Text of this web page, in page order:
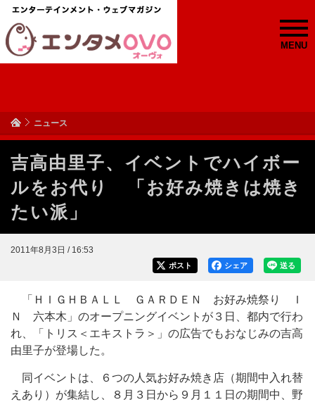
MENU
ニュース
吉高由里子、イベントでハイボー
ルをお代り 「お好み焼きは焼き
たい派」
2011年8月3日 / 16:53
送る
シェア
ポスト
「ＨＩＧＨＢＡＬＬ ＧＡＲＤＥＮ お好み焼祭り Ｉ
Ｎ 六本木」のオープニングイベントが３日、都内で行わ
れ、「トリス＜エキストラ＞」の広告でもおなじみの吉高
由里子が登場した。
同イベントは、６つの人気お好み焼き店（期間中入れ替
えあり）が集結し、８月３日から９月１１日の期間中、野